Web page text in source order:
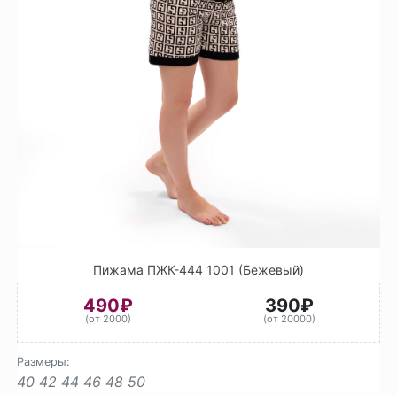
Пижама ПЖК-444 1001 (Бежевый)
490₽
(от 2000)
390₽
(от 20000)
Размеры:
40 42 44 46 48 50